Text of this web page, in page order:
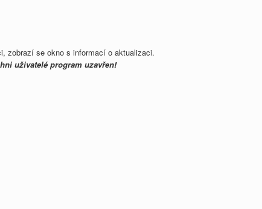
zobrazí se okno s informací o aktualizaci.
uživatelé program uzavřen!